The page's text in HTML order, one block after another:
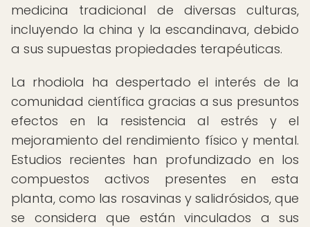
medicina tradicional de diversas culturas,
incluyendo la china y la escandinava, debido
a sus supuestas propiedades terapéuticas.
La rhodiola ha despertado el interés de la
comunidad científica gracias a sus presuntos
efectos en la resistencia al estrés y el
mejoramiento del rendimiento físico y mental.
Estudios recientes han profundizado en los
compuestos activos presentes en esta
planta, como las rosavinas y salidrósidos, que
se considera que están vinculados a sus